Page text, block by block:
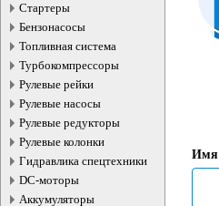
Стартеры
Бензонасосы
Топливная система
Турбокомпрессоры
Рулевые рейки
Рулевые насосы
Рулевые редукторы
Рулевые колонки
Гидравлика спецтехники
DC-моторы
Аккумуляторы
Имя